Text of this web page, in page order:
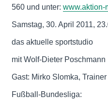
560 und unter: www.aktion-
Samstag, 30. April 2011,
das aktuelle sportstudio
mit Wolf-Dieter Poschmann
Gast: Mirko Slomka,
Fußball-Bundesliga: